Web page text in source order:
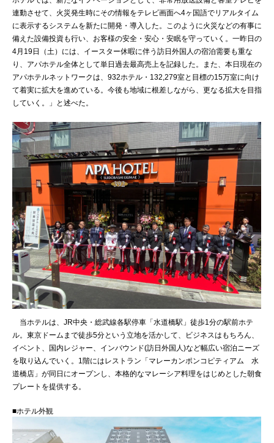
連動させて、火災発生時にその情報をテレビ画面へ4ヶ国語でリアルタイム
に表示するシステムを新たに開発・導入した。このように火災などの有事に
備えた設備投資も行い、お客様の安全・安心・安眠を守っていく。一昨日の
4月19日（土）には、イースター休暇に伴う訪日外国人の宿泊需要も重な
り、アパホテル全体として単日過去最高売上を記録した。また、本日現在の
アパホテルネットワークは、932ホテル・132,279室と目標の15万室に向け
て着実に拡大を進めている。今後も地域に根差しながら、更なる拡大を目指
していく。」と述べた。
当ホテルは、JR中央・総武線各駅停車「水道橋駅」徒歩1分の駅前ホテ
ル。東京ドームまで徒歩5分という立地を活かして、ビジネスはもちろん、
イベント、国内レジャー、インバウンド(訪日外国人)など幅広い宿泊ニーズ
を取り込んでいく。1階にはレストラン「マレーカンポンコピティアム 水
道橋店」が同日にオープンし、本格的なマレーシア料理をはじめとした朝食
プレートを提供する。
■ホテル外観